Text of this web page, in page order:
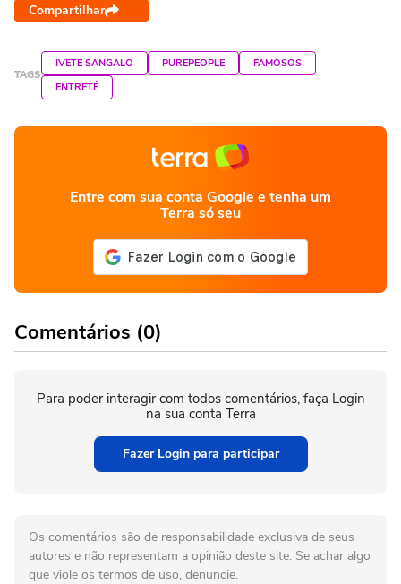
Compartilhar
TAGS
IVETE SANGALO PUREPEOPLE
FAMOSOS
ENTRETÊ
Entre com sua conta Google e tenha um
Terra só seu
Comentários (0)
Para poder interagir com todos comentários, faça Login
na sua conta Terra
Fazer Login para participar
Os comentários são de responsabilidade exclusiva de seus
autores e não representam a opinião deste site. Se achar algo
que viole os termos de uso, denuncie.